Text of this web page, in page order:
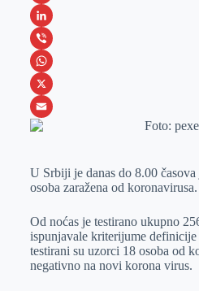
a
c
e
b
o
o
M
e
s
s
e
n
e
L
i
n
k
e
I
V
i
b
e
W
h
a
s
p
p
X
E
a
l
U Srbiji je danas do 8.00 časova
osoba zaražena od koronavirusa.
Od noćas je testirano ukupno
ispunjavale kriterijume
testirani su uzorci 18 osoba od
negativno na novi korona virus.